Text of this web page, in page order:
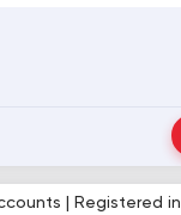
| Registered in